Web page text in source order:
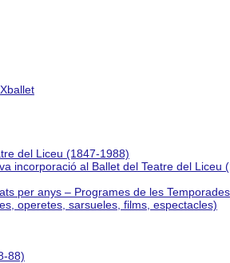
del Liceu (1847-1988)
incorporació al Ballet del Teatre del Liceu
per anys – Programes de les Temporades
operetes, sarsueles, films, espectacles)
88)